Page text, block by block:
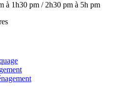
à 1h30 pm / 2h30 pm à 5h pm